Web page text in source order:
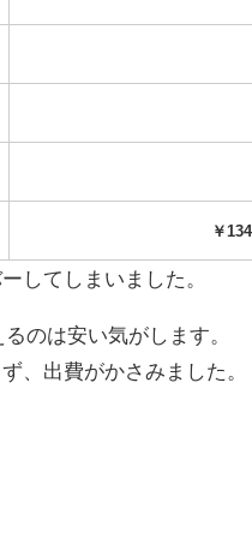
￥
してしまいました。
のは安い気がします。
、出費がかさみました。